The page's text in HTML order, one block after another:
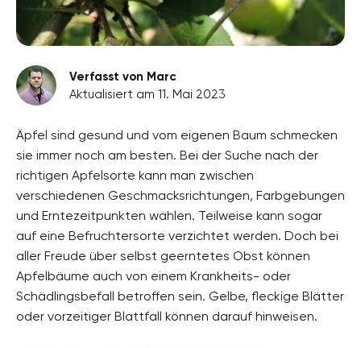
Verfasst von Marc
Aktualisiert am 11. Mai 2023
Äpfel sind gesund und vom eigenen Baum schmecken
sie immer noch am besten. Bei der Suche nach der
richtigen Apfelsorte kann man zwischen
verschiedenen Geschmacksrichtungen, Farbgebungen
und Erntezeitpunkten wählen. Teilweise kann sogar
auf eine Befruchtersorte verzichtet werden. Doch bei
aller Freude über selbst geerntetes Obst können
Apfelbäume auch von einem Krankheits- oder
Schädlingsbefall betroffen sein. Gelbe, fleckige Blätter
oder vorzeitiger Blattfall können darauf hinweisen.